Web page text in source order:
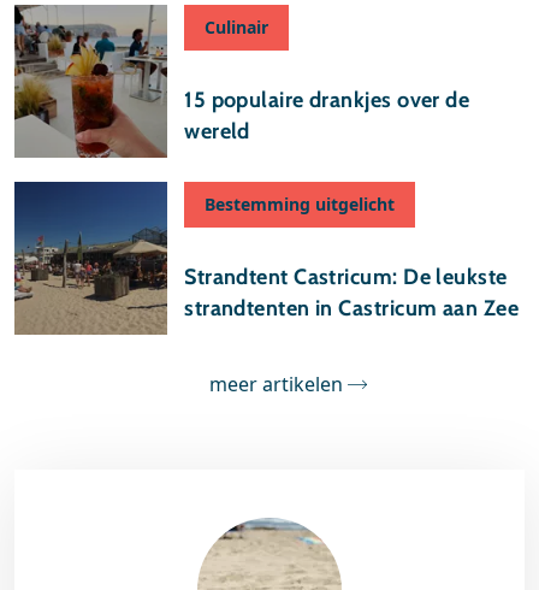
Culinair
15 populaire drankjes over de
wereld
Bestemming uitgelicht
Strandtent Castricum: De leukste
strandtenten in Castricum aan Zee
meer artikelen